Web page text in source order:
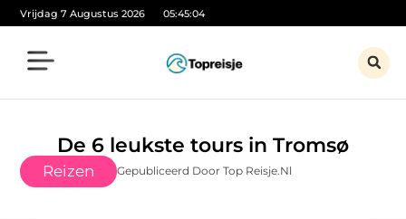
Vrijdag 7 Augustus 2026 05:45:05
De 6 leukste tours in Tromsø
Reizen Gepubliceerd Door Top Reisje.nl